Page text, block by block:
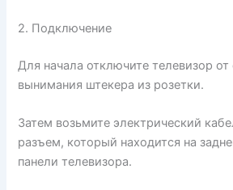
2. Подключение
Для начала отключите телевизор от
вынимания штекера из розетки.
Затем возьмите электрический
разъем, который находится на
панели телевизора.